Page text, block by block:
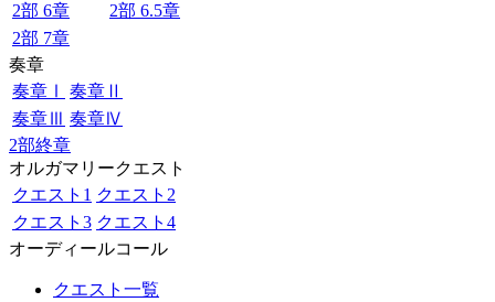
2部 6章
2部 6.5章
2部 7章
奏章
奏章Ⅰ
奏章Ⅱ
奏章Ⅲ 奏章Ⅳ
2部終章
オルガマリークエスト
クエスト1 クエスト2
クエスト3 クエスト4
オーディールコール
クエスト一覧